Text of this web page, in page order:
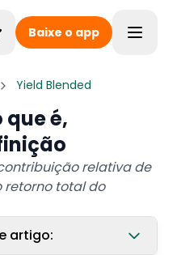
Baixe o app
Yield Blended
que é,
relativa de
total do
artigo: